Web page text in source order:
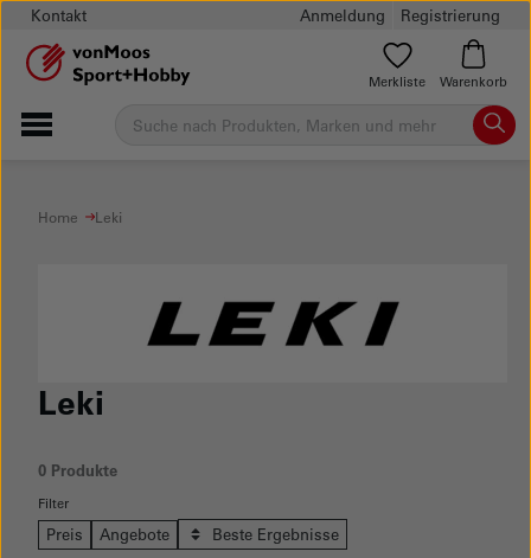
Kontakt Anmeldung Registrierung
Merkliste Warenkorb
Home Leki
Leki
0 Produkte
Filter
Keine Produkte mit dieser Filter-Kombination
Preis Angebote Beste Ergebnisse